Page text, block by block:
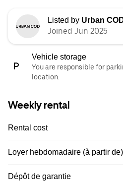
Listed by Urban
Joined Jun 2025
Vehicle storage
You are responsible for
location.
Weekly rental
Rental cost
Loyer hebdomadaire (à partir de)
Dépôt de garantie